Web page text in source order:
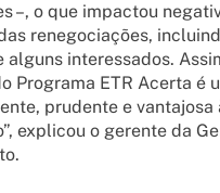
–, o que impactou
renegociações,
alguns interessados.
Programa ETR Acerta é
prudente e vantajosa
explicou o gerente da